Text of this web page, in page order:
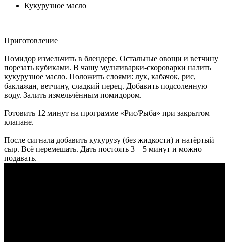
Кукурузное масло
Приготовление
Помидор измельчить в блендере. Остальные овощи и ветчину
порезать кубиками. В чашу мультиварки-скороварки налить
кукурузное масло. Положить слоями: лук, кабачок, рис,
баклажан, ветчину, сладкий перец. Добавить подсоленную
воду. Залить измельчённым помидором.
Готовить 12 минут на программе «Рис/Рыба» при закрытом
клапане.
После сигнала добавить кукурузу (без жидкости) и натёртый
сыр. Всё перемешать. Дать постоять 3 – 5 минут и можно
подавать.